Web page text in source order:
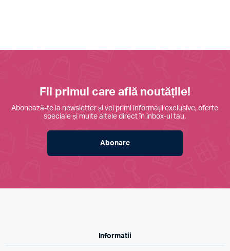
Fii primul care află noutățile!
Abonează-te la newsletter și vei primi informații exclusive, oferte
speciale și multe altele direct în inbox-ul tau.
Abonare
Informatii